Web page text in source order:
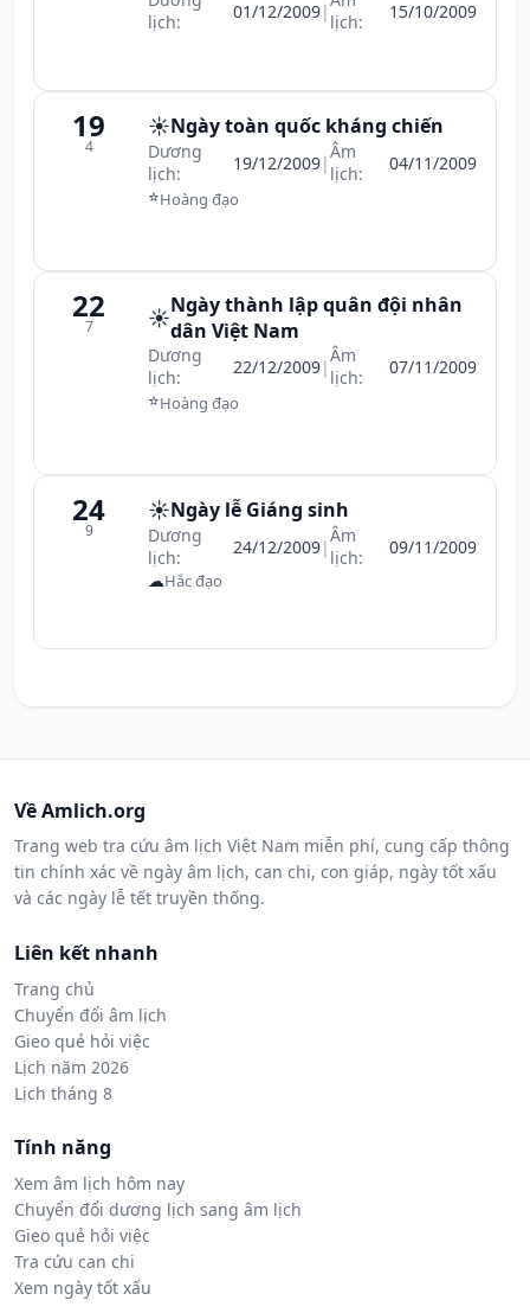
lịch:
01/12/2009|lịch:
15/10/2009
19
4
☀️Ngày toàn quốc kháng chiến
Dương
lịch:
19/12/2009|Âm
lịch:
04/11/2009
⭐Hoàng đạo
22
7 ☀️Ngày thành lập quân đội nhân
dân Việt Nam
Dương
lịch:
22/12/2009|Âm
lịch:
07/11/2009
⭐Hoàng đạo
24
9
☀️Ngày lễ Giáng sinh
Dương
lịch:
24/12/2009|Âm
lịch:
09/11/2009
☁Hắc đạo
Về Amlich.org
Trang web tra cứu âm lịch Việt Nam miễn phí, cung cấp thông
tin chính xác về ngày âm lịch, can chi, con giáp, ngày tốt xấu
và các ngày lễ tết truyền thống.
Liên kết nhanh
Trang chủ
Chuyển đổi âm lịch
Gieo quẻ hỏi việc
Lịch năm 2026
Lịch tháng 8
Tính năng
Xem âm lịch hôm nay
Chuyển đổi dương lịch sang âm lịch
Gieo quẻ hỏi việc
Tra cứu can chi
Xem ngày tốt xấu